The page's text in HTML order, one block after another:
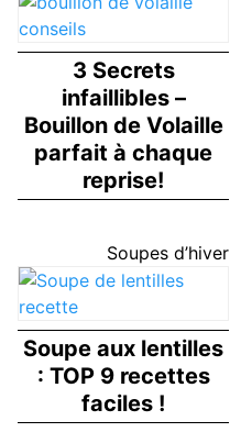
3 Secrets
infaillibles –
Bouillon de Volaille
parfait à chaque
reprise!
Soupes d’hiver
Soupe aux lentilles
: TOP 9 recettes
faciles !